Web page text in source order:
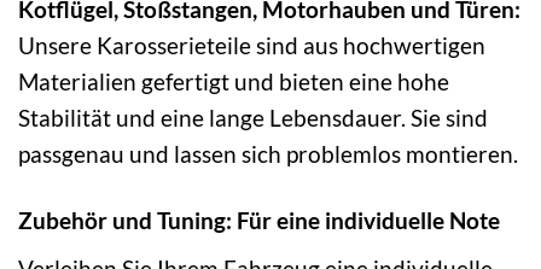
Kotflügel, Stoßstangen, Motorhauben und Türen:
Unsere Karosserieteile sind aus hochwertigen
Materialien gefertigt und bieten eine hohe
Stabilität und eine lange Lebensdauer. Sie sind
passgenau und lassen sich problemlos montieren.
Zubehör und Tuning: Für eine individuelle Note